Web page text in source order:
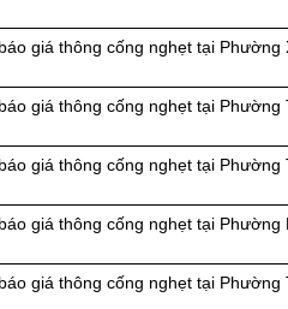
giá thông cống nghẹt tại Phường
giá thông cống nghẹt tại Phường
giá thông cống nghẹt tại Phường
giá thông cống nghẹt tại Phường
giá thông cống nghẹt tại Phường